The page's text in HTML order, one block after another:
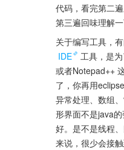
代码，看完第二
第三遍回味理解
关于编写工具，
IDE
工具，是
或者Notepad++
了，你再用
异常处理、数组
形界面不是java
好。是不是线程
来说，很少会接触